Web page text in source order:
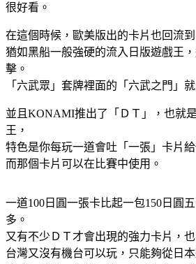
很好看。
在這個時候，歐美版出的卡片也回流到
猶如黑船一般強硬的流入日版遊戲王
擊。
「六武眾」套牌裡面的「六武之門」
並且KONAMI推出了「ＤＴ」，也就
王，
特色是你每玩一道會吐「一張」卡片給
而那個卡片可以在比賽中使用。
一道100日圓一張卡比起一包150日圓
多。
又有不少ＤＴ才會出現的強力卡片，
台灣又沒有機台可以玩，只能夠從日